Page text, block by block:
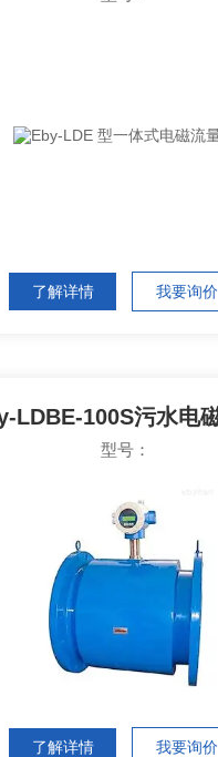
了解详情 我要询价
型号：
了解详情 我要询价